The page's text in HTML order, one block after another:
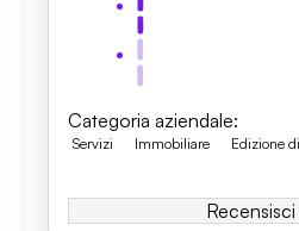
Categoria aziendale:
Servizi Immobiliare Edizione